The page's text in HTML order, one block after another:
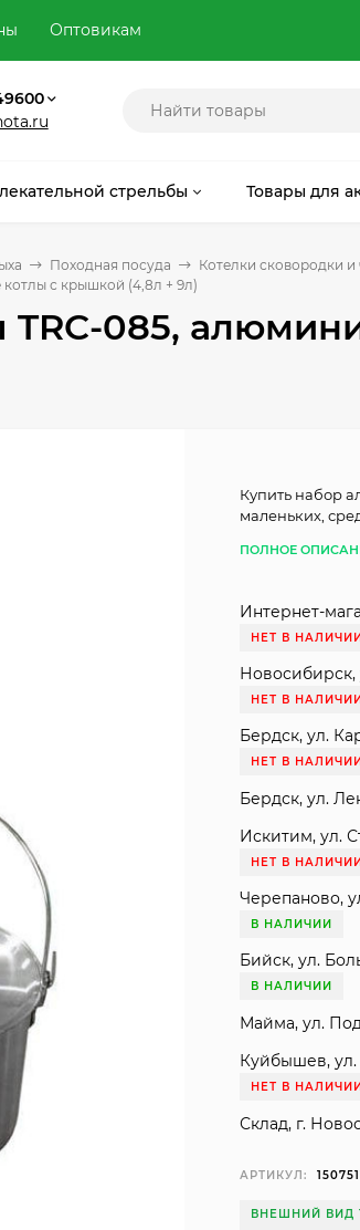
Оптовикам
стрельбы Товары для
Походная посуда
Котелки сковородки и
с крышкой (4,8л + 9л)
085,
Купить набор
маленьких,
ПОЛНОЕ
Интернет-
НЕТ В
Новосибирск,
НЕТ В
Бердск, ул.
НЕТ В
Бердск, ул.
Искитим, ул.
НЕТ В
Черепаново,
В НАЛИЧИИ
Бийск, ул.
В НАЛИЧИИ
Майма, ул.
Куйбышев, ул.
НЕТ В
Склад, г.
АРТИКУЛ:
ВНЕШНИЙ ВИД